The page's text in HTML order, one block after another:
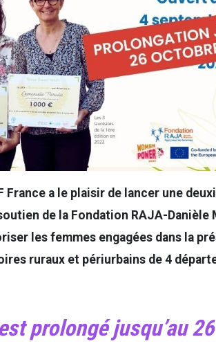
France a le plaisir de lancer une
de la Fondation RAJA-Danièle
les femmes engagées dans la
ruraux et périurbains de 4
prolongé jusqu’au